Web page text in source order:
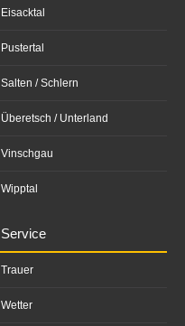
Eisacktal
Pustertal
Salten / Schlern
Überetsch / Unterland
Vinschgau
Wipptal
Service
Trauer
Wetter